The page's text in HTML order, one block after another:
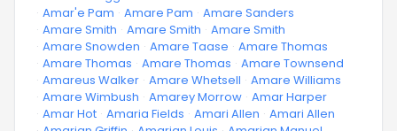
· Amar'e Pam · Amare Pam · Amare Sanders
· Amare Smith · Amare Smith · Amare Smith
· Amare Snowden · Amare Taase · Amare Thomas
· Amare Thomas · Amare Thomas · Amare Townsend
· Amareus Walker · Amare Whetsell · Amare Williams
· Amare Wimbush · Amarey Morrow · Amar Harper
· Amar Hot · Amaria Fields · Amari Allen · Amari Allen